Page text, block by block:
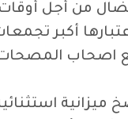
من أجل
أكبر
المصحات